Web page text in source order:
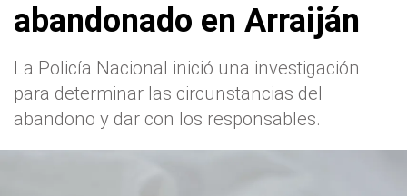
abandonado en Arraiján
La Policía Nacional inició una investigación
para determinar las circunstancias del
abandono y dar con los responsables.